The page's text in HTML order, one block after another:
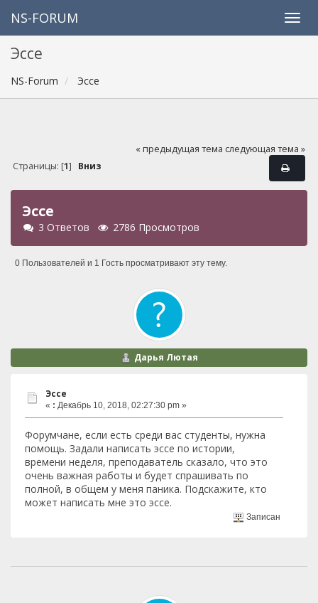
NS-FORUM
Эссе
NS-Forum Эссе
« предыдущая тема следующая тема »
Страницы: [1] Вниз
Эссе
3 Ответов 2786 Просмотров
0 Пользователей и 1 Гость просматривают эту тему.
Дарья Лютая
Эссе
« : Декабрь 10, 2018, 02:27:30 pm »
Форумчане, если есть среди вас студенты, нужна
помощь. Задали написать эссе по истории,
времени неделя, преподаватель сказало, что это
очень важная работы и будет спрашивать по
полной, в общем у меня паника. Подскажите, кто
может написать мне это эссе.
Записан